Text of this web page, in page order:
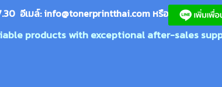
อีเมล์:info@tonerprintthai.com หรือ
products with exceptional after-sales